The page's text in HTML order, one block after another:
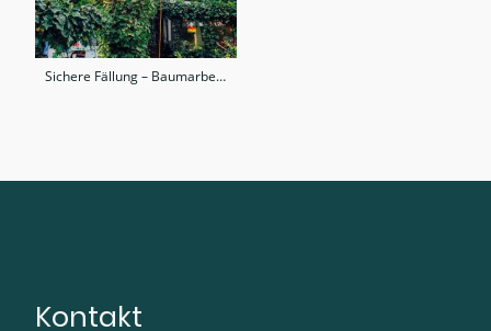
Sichere Fällung – Baumarbeiten an einem mit Efeu bewachsenen Stamm
Kontakt